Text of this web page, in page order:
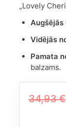
„Lovely
Augšējās
Vidējās
Pamata
balzams.
34,93€
Original
Current